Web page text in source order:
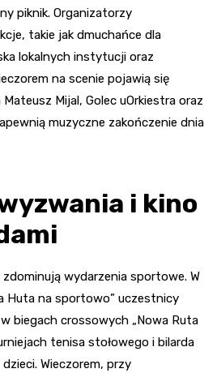
piknik. Organizatorzy
takie jak dmuchańce dla
lokalnych instytucji oraz
na scenie pojawią się
Mijal, Golec uOrkiestra oraz
muzyczne zakończenie dnia
i kino
zdominują wydarzenia sportowe. W
Huta na sportowo” uczestnicy
biegach crossowych „Nowa Ruta
tenisa stołowego i bilarda
Wieczorem, przy